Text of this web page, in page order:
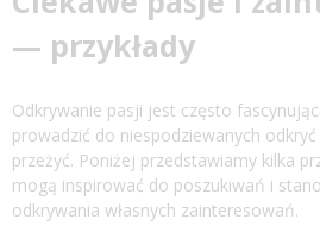
— przykłady
Odkrywanie pasji jest często
prowadzić do niespodziewanych
przeżyć. Poniżej przedstawiamy kilka
mogą inspirować do poszukiwań i
odkrywania własnych zainteresowań.